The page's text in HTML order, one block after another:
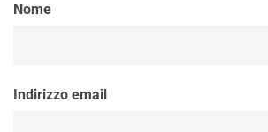
Nome
Indirizzo email